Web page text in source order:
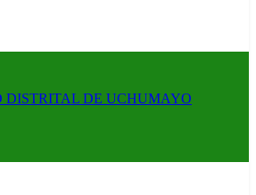
DISTRITAL DE UCHUMAYO